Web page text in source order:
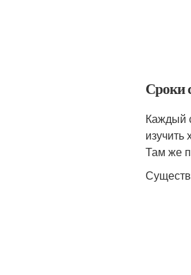
Сроки
Каждый
Там же